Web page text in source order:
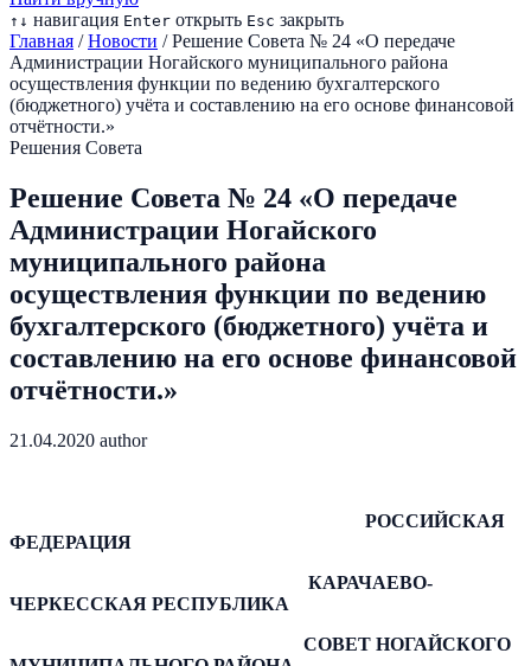
↑ ↓ навигация Enter открыть Esc закрыть
Главная / Новости / Решение Совета № 24 «О передаче
Администрации Ногайского муниципального района
осуществления функции по ведению бухгалтерского
(бюджетного) учёта и составлению на его основе финансовой
отчётности.»
Решения Совета
Решение Совета № 24 «О передаче
Администрации Ногайского
муниципального района
осуществления функции по ведению
бухгалтерского (бюджетного) учёта и
составлению на его основе финансовой
отчётности.»
21.04.2020 author
РОССИЙСКАЯ
ФЕДЕРАЦИЯ
КАРАЧАЕВО-
ЧЕРКЕССКАЯ РЕСПУБЛИКА
СОВЕТ НОГАЙСКОГО